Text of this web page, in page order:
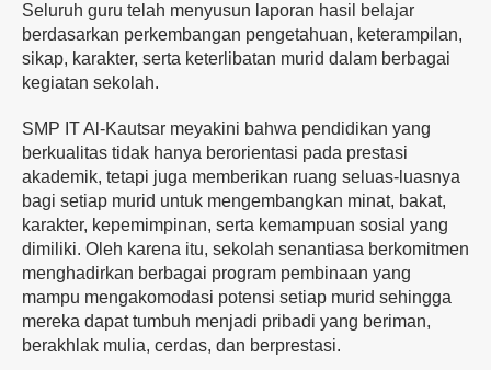
Seluruh guru telah menyusun laporan hasil belajar
berdasarkan perkembangan pengetahuan, keterampilan,
sikap, karakter, serta keterlibatan murid dalam berbagai
kegiatan sekolah.
SMP IT Al-Kautsar meyakini bahwa pendidikan yang
berkualitas tidak hanya berorientasi pada prestasi
akademik, tetapi juga memberikan ruang seluas-luasnya
bagi setiap murid untuk mengembangkan minat, bakat,
karakter, kepemimpinan, serta kemampuan sosial yang
dimiliki. Oleh karena itu, sekolah senantiasa berkomitmen
menghadirkan berbagai program pembinaan yang
mampu mengakomodasi potensi setiap murid sehingga
mereka dapat tumbuh menjadi pribadi yang beriman,
berakhlak mulia, cerdas, dan berprestasi.